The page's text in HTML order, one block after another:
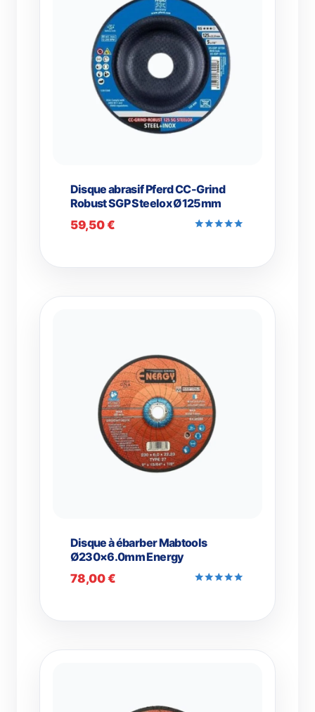
Disque abrasif Pferd CC-Grind
Robust SGP Steelox Ø125mm
59,50€
Disque à ébarber Mabtools
Ø230×6.0mm Energy
78,00€